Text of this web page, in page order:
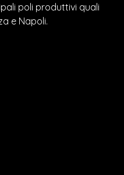
poli produttivi quali
e Napoli.